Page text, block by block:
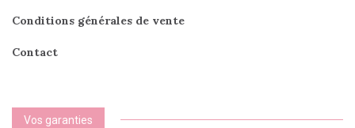
Conditions générales de vente
Contact
Vos garanties